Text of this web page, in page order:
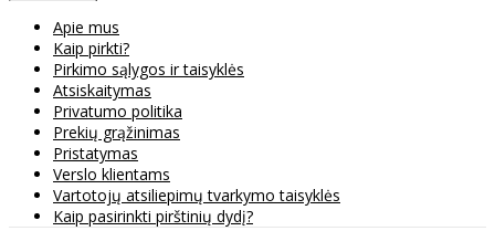
Apie mus
Kaip pirkti?
Pirkimo sąlygos ir taisyklės
Atsiskaitymas
Privatumo politika
Prekių grąžinimas
Pristatymas
Verslo klientams
Vartotojų atsiliepimų tvarkymo taisyklės
Kaip pasirinkti pirštinių dydį?